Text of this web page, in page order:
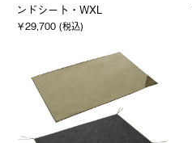
ンドシート・WXL
￥29,700 (税込)